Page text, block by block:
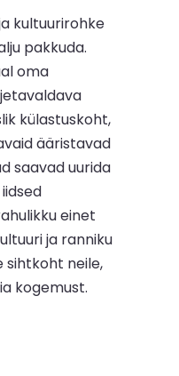
kultuurirohke
pakkuda.
oma
külastuskoht,
ääristavad
saavad uurida
einet
ja ranniku
sihtkoht neile,
kogemust.